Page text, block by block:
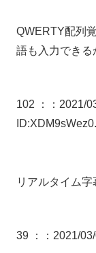
QWERTY配列
語も入力できる
102 ：
：2021/
リアルタイム
39 ： ：2021/